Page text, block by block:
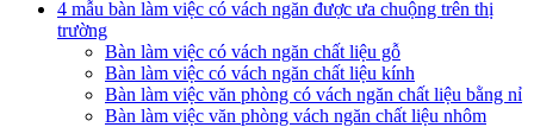
4 mẫu bàn làm việc có vách ngăn được ưa chuộng trên thị
trường
Bàn làm việc có vách ngăn chất liệu gỗ
Bàn làm việc có vách ngăn chất liệu kính
Bàn làm việc văn phòng có vách ngăn chất liệu bằng nỉ
Bàn làm việc văn phòng vách ngăn chất liệu nhôm